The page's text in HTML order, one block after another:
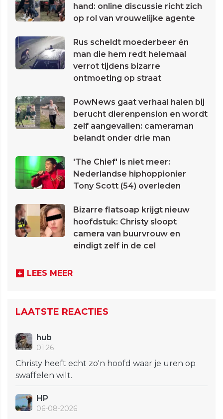
hand: online discussie richt zich
op rol van vrouwelijke agente
Rus scheldt moederbeer én
man die hem redt helemaal
verrot tijdens bizarre
ontmoeting op straat
PowNews gaat verhaal halen bij
berucht dierenpension en wordt
zelf aangevallen: cameraman
belandt onder drie man
'The Chief' is niet meer:
Nederlandse hiphoppionier
Tony Scott (54) overleden
Bizarre flatsoap krijgt nieuw
hoofdstuk: Christy sloopt
camera van buurvrouw en
eindigt zelf in de cel
LEES MEER
LAATSTE REACTIES
hub
01:26
Christy heeft echt zo'n hoofd waar je uren op
swaffelen wilt.
HP
06-08-2026